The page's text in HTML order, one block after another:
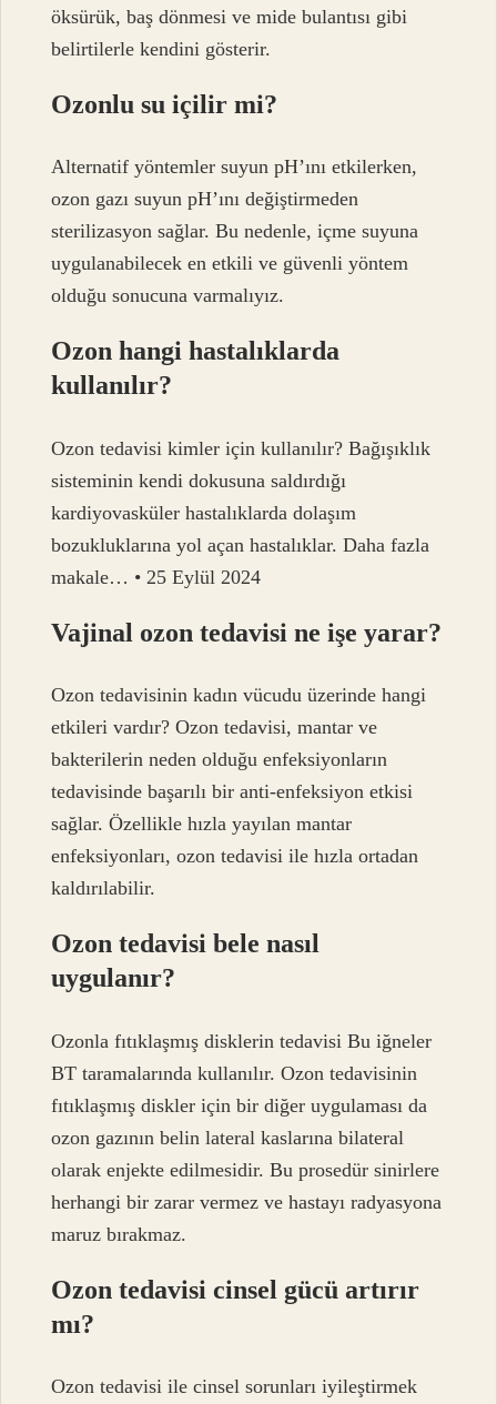
öksürük, baş dönmesi ve mide bulantısı gibi
belirtilerle kendini gösterir.
Ozonlu su içilir mi?
Alternatif yöntemler suyun pH’ını etkilerken,
ozon gazı suyun pH’ını değiştirmeden
sterilizasyon sağlar. Bu nedenle, içme suyuna
uygulanabilecek en etkili ve güvenli yöntem
olduğu sonucuna varmalıyız.
Ozon hangi hastalıklarda
kullanılır?
Ozon tedavisi kimler için kullanılır? Bağışıklık
sisteminin kendi dokusuna saldırdığı
kardiyovasküler hastalıklarda dolaşım
bozukluklarına yol açan hastalıklar. Daha fazla
makale… • 25 Eylül 2024
Vajinal ozon tedavisi ne işe yarar?
Ozon tedavisinin kadın vücudu üzerinde hangi
etkileri vardır? Ozon tedavisi, mantar ve
bakterilerin neden olduğu enfeksiyonların
tedavisinde başarılı bir anti-enfeksiyon etkisi
sağlar. Özellikle hızla yayılan mantar
enfeksiyonları, ozon tedavisi ile hızla ortadan
kaldırılabilir.
Ozon tedavisi bele nasıl
uygulanır?
Ozonla fıtıklaşmış disklerin tedavisi Bu iğneler
BT taramalarında kullanılır. Ozon tedavisinin
fıtıklaşmış diskler için bir diğer uygulaması da
ozon gazının belin lateral kaslarına bilateral
olarak enjekte edilmesidir. Bu prosedür sinirlere
herhangi bir zarar vermez ve hastayı radyasyona
maruz bırakmaz.
Ozon tedavisi cinsel gücü artırır
mı?
Ozon tedavisi ile cinsel sorunları iyileştirmek